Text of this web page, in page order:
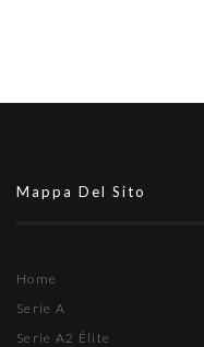
Mappa Del Sito
Home
Serie A
Serie A2 Élite